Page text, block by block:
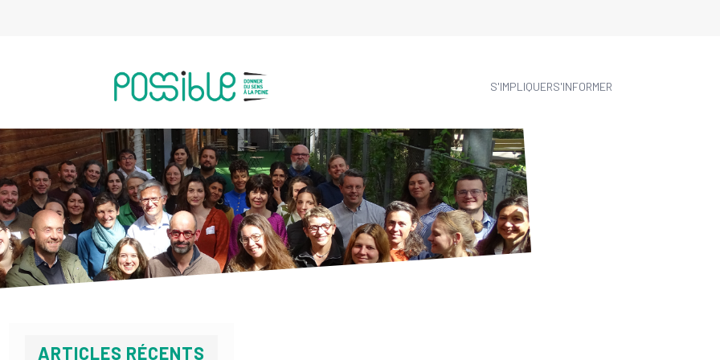
S'IMPLIQUERS'INFORMER
ARTICLES RÉCENTS